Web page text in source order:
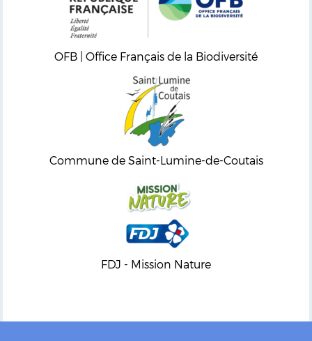
OFB | Office Français de la Biodiversité
Commune de Saint-Lumine-de-Coutais
FDJ - Mission Nature